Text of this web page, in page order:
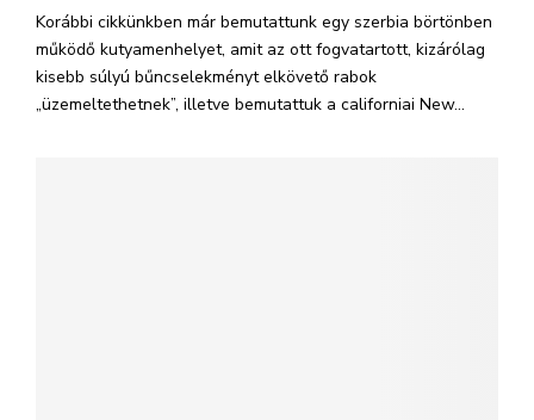
Korábbi cikkünkben már bemutattunk egy szerbia börtönben
működő kutyamenhelyet, amit az ott fogvatartott, kizárólag
kisebb súlyú bűncselekményt elkövető rabok
„üzemeltethetnek”, illetve bemutattuk a californiai New...